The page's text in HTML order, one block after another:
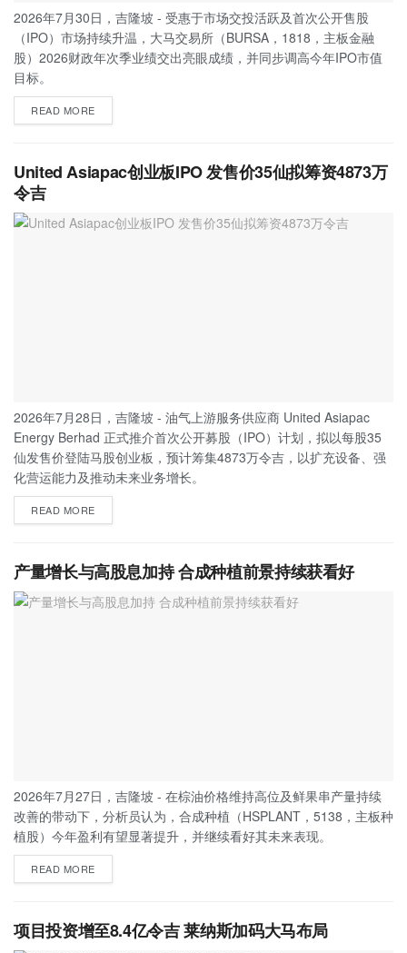
2026年7月30日，吉隆坡 - 受惠于市场交投活跃及首次公开售股
（IPO）市场持续升温，大马交易所（BURSA，1818，主板金融
股）2026财政年次季业绩交出亮眼成绩，并同步调高今年IPO市值
目标。
READ MORE
United Asiapac创业板IPO 发售价35仙拟筹资4873万
令吉
2026年7月28日，吉隆坡 - 油气上游服务供应商 United Asiapac
Energy Berhad 正式推介首次公开募股（IPO）计划，拟以每股35
仙发售价登陆马股创业板，预计筹集4873万令吉，以扩充设备、强
化营运能力及推动未来业务增长。
READ MORE
产量增长与高股息加持 合成种植前景持续获看好
2026年7月27日，吉隆坡 - 在棕油价格维持高位及鲜果串产量持续
改善的带动下，分析员认为，合成种植（HSPLANT，5138，主板种
植股）今年盈利有望显著提升，并继续看好其未来表现。
READ MORE
项目投资增至8.4亿令吉 莱纳斯加码大马布局